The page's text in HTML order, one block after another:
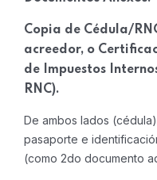
Copia de Cédula/
acreedor, o
de Impuestos
RNC).
De ambos lados
pasaporte e
(como 2do documento